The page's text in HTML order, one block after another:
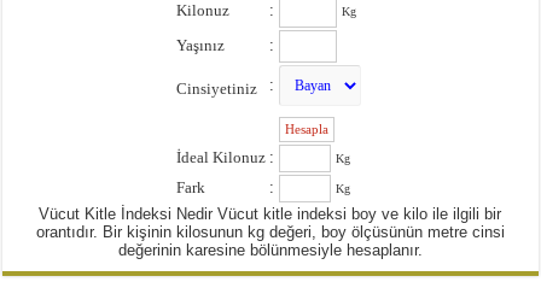
Kilonuz : Kg
Yaşınız :
Cinsiyetiniz :
İdeal Kilonuz : Kg
Fark : Kg
Vücut Kitle İndeksi Nedir Vücut kitle indeksi boy ve kilo ile ilgili bir
orantıdır. Bir kişinin kilosunun kg değeri, boy ölçüsünün metre cinsi
değerinin karesine bölünmesiyle hesaplanır.